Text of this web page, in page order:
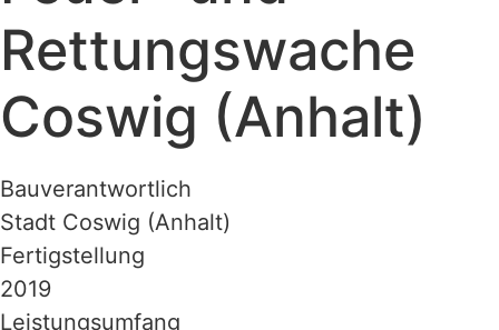
Rettungswache
Coswig (Anhalt)
Bauverantwortlich
Stadt Coswig (Anhalt)
Fertigstellung
2019
Leistungsumfang